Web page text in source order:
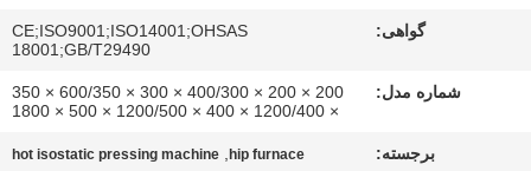
گواهی:
CE;ISO9001;ISO14001;OHSAS
18001;GB/T29490
شماره مدل:
200 × 200 × 400/300 × 300 × 600/350 × 350
× 1200/400 × 400 × 1200/500 × 500 × 1800
برجسته: hip furnace
,
hot isostatic pressing machine